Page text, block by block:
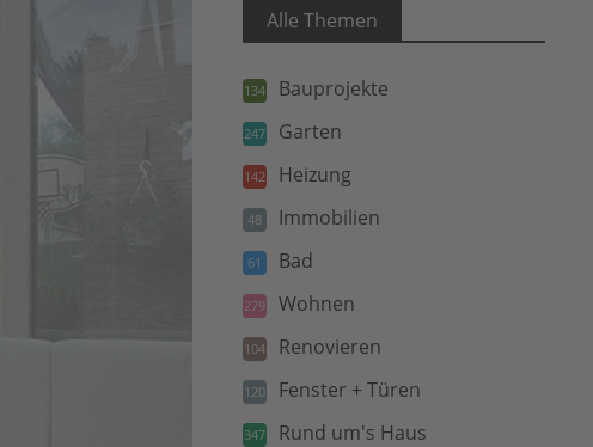
Alle Themen
134 Bauprojekte
247 Garten
142 Heizung
48 Immobilien
61 Bad
279 Wohnen
104 Renovieren
120 Fenster + Türen
347 Rund um's Haus